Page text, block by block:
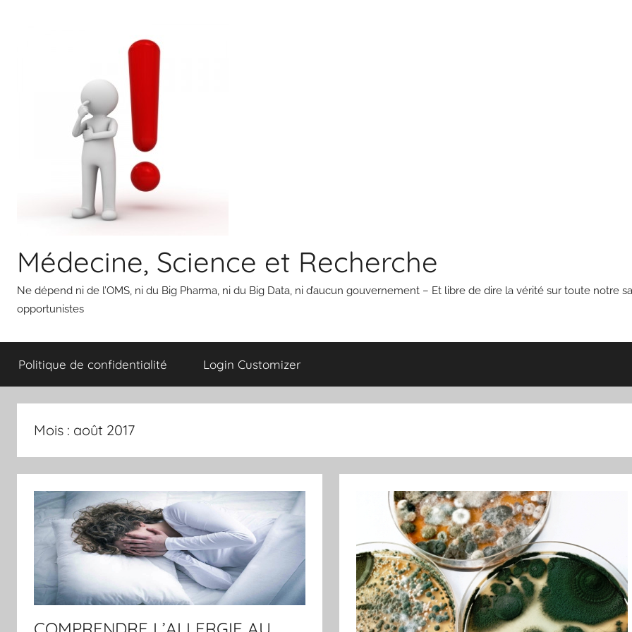
Médecine, Science et Recherche
Ne dépend ni de l’OMS, ni du Big Pharma, ni du Big Data, ni d’aucun gouvernement – Et libre de dire la vérité sur toute notre
opportunistes
Politique de confidentialité Login Customizer
Mois : août 2017